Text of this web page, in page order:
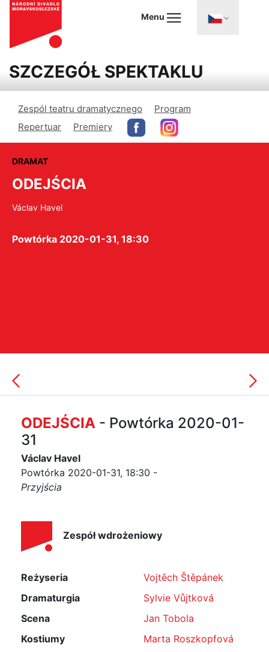
Menu
SZCZEGÓŁ SPEKTAKLU
Zespól teatru dramatycznego
Program
Repertuar
Premiery
DRAMAT
ODEJŚCIA
Václav Havel
Powtórka 2020-01-31, 18:30
ODEJŚCIA - Powtórka 2020-01-
31
Václav Havel
Powtórka 2020-01-31, 18:30 -
Przyjścia
Zespół wdrożeniowy
Reżyseria
Vojtěch Štěpánek
Dramaturgia
Sylvie Vůjtková
Scena
Jan Tobola
Kostiumy
Marta Roszkopfová